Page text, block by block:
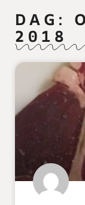
DAG:
2018